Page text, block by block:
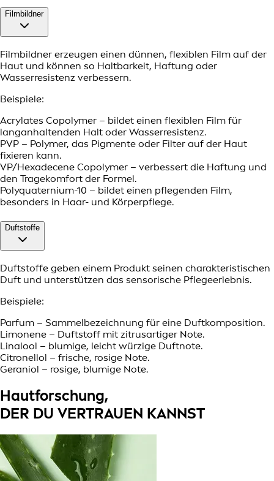
Filmbildner
Filmbildner erzeugen einen dünnen, flexiblen Film auf der
Haut und können so Haltbarkeit, Haftung oder
Wasserresistenz verbessern.
Beispiele:
Acrylates Copolymer – bildet einen flexiblen Film für
langanhaltenden Halt oder Wasserresistenz.
PVP – Polymer, das Pigmente oder Filter auf der Haut
fixieren kann.
VP/Hexadecene Copolymer – verbessert die Haftung und
den Tragekomfort der Formel.
Polyquaternium-10 – bildet einen pflegenden Film,
besonders in Haar- und Körperpflege.
Duftstoffe
Duftstoffe geben einem Produkt seinen charakteristischen
Duft und unterstützen das sensorische Pflegeerlebnis.
Beispiele:
Parfum – Sammelbezeichnung für eine Duftkomposition.
Limonene – Duftstoff mit zitrusartiger Note.
Linalool – blumige, leicht würzige Duftnote.
Citronellol – frische, rosige Note.
Geraniol – rosige, blumige Note.
Hautforschung,
DER DU VERTRAUEN KANNST